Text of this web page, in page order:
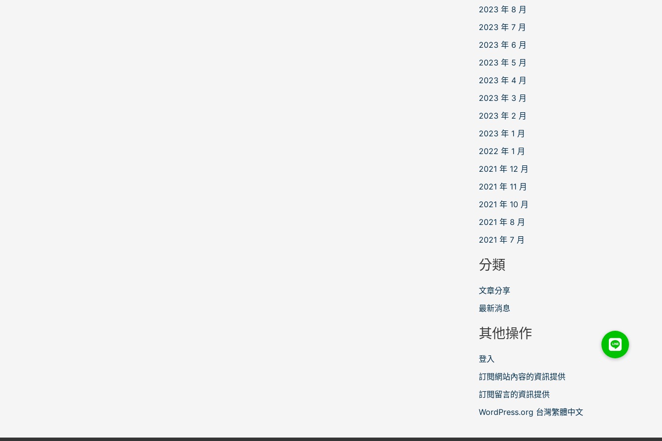
2023 年 8 月
2023 年 7 月
2023 年 6 月
2023 年 5 月
2023 年 4 月
2023 年 3 月
2023 年 2 月
2023 年 1 月
2022 年 1 月
2021 年 12 月
2021 年 11 月
2021 年 10 月
2021 年 8 月
2021 年 7 月
分類
文章分享
最新消息
其他操作
登入
訂閱網站內容的資訊提供
訂閱留言的資訊提供
WordPress.org 台灣繁體中文